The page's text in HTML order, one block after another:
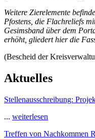
Weitere Zierelemente
Pfostens, die Flachreliefs
Gesimsband über dem
erhöht, gliedert hier die
(Bescheid der
Aktuelles
Stellenausschreibung:
... weiterlesen
Treffen von Nachkommen